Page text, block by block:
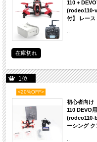
110 +
(rodeo110-
付】 レース
在庫切れ
1位
<20%OFF>
初心者向け
110 DEVO
(rodeo110-
ーシング